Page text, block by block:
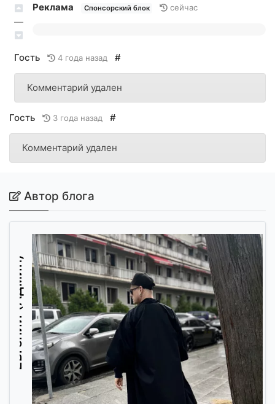
—
Реклама Спонсорский блок сейчас
Гость 4 года назад #
Комментарий удален
Гость 3 года назад #
Комментарий удален
Автор блога
Евгений (Админ)